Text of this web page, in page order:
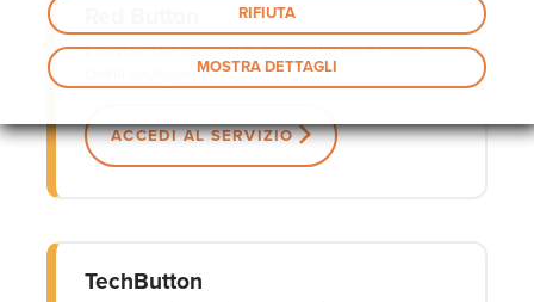
RIFIUTA
MOSTRA DETTAGLI
Il servizio che accorcia le distanze tra noi e i nostri
clienti ovunque nel...
ACCEDI AL SERVIZIO
TechButton